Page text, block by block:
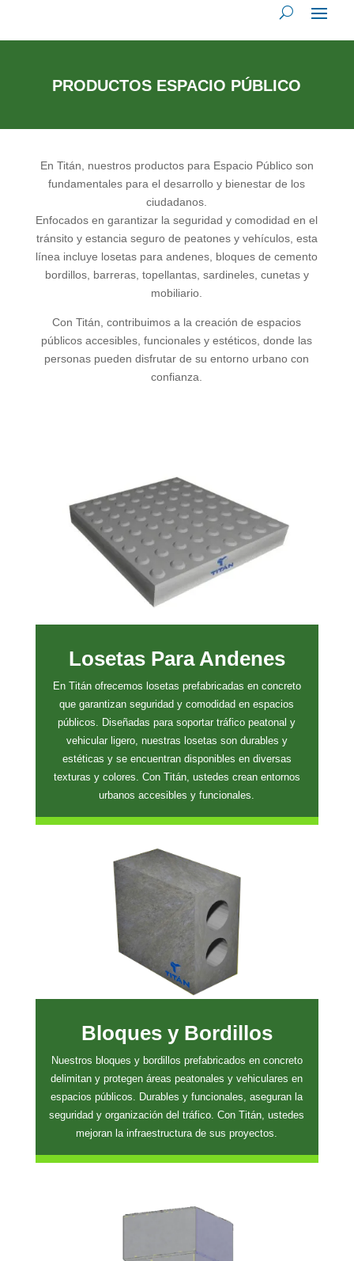
PRODUCTOS ESPACIO PÚBLICO
En Titán, nuestros productos para Espacio Público son
fundamentales para el desarrollo y bienestar de los
ciudadanos.
Enfocados en garantizar la seguridad y comodidad en el
tránsito y estancia seguro de peatones y vehículos, esta
línea incluye losetas para andenes, bloques de cemento
bordillos, barreras, topellantas, sardineles, cunetas y
mobiliario.
Con Titán, contribuimos a la creación de espacios
públicos accesibles, funcionales y estéticos, donde las
personas pueden disfrutar de su entorno urbano con
confianza.
Losetas Para Andenes
En Titán ofrecemos losetas prefabricadas en concreto
que garantizan seguridad y comodidad en espacios
públicos. Diseñadas para soportar tráfico peatonal y
vehicular ligero, nuestras losetas son durables y
estéticas y se encuentran disponibles en diversas
texturas y colores. Con Titán, ustedes crean entornos
urbanos accesibles y funcionales.
Bloques y Bordillos
Nuestros bloques y bordillos prefabricados en concreto
delimitan y protegen áreas peatonales y vehiculares en
espacios públicos. Durables y funcionales, aseguran la
seguridad y organización del tráfico. Con Titán, ustedes
mejoran la infraestructura de sus proyectos.